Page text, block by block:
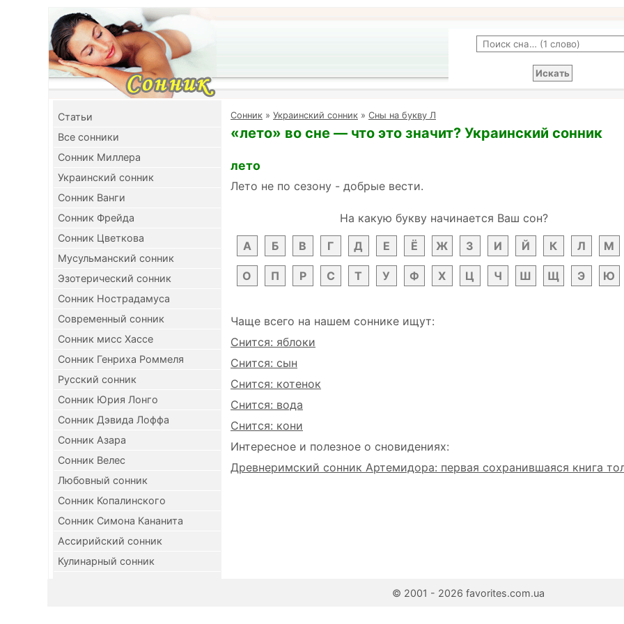
Cтатьи
Все сонники
Сонник Миллера
Украинский сонник
Сонник Ванги
Сонник Фрейда
Сонник Цветкова
Мусульманский сонник
Эзотерический сонник
Сонник Нострадамуса
Современный сонник
Сонник мисс Хассе
Сонник Генриха Роммеля
Русский сонник
Сонник Юрия Лонго
Сонник Дэвида Лоффа
Сонник Азара
Сонник Велес
Любовный сонник
Сонник Копалинского
Сонник Симона Кананита
Ассирийский сонник
Кулинарный сонник
Cонник » Украинский сонник » Сны на букву Л
«лето» во сне — что это значит? Украинский сонник
лето
Лето не по сезону - добрые вести.
На какую букву начинается Ваш сон?
А
Б В Г Д Е Ё Ж З И Й К Л М
О П Р С Т У Ф Х Ц Ч Ш Щ Э Ю
Чаще всего на нашем соннике ищут:
Снится: яблоки
Снится: сын
Снится: котенок
Снится: вода
Снится: кони
Интересное и полезное о сновидениях:
Древнеримский сонник Артемидора: первая сохранившаяся книга
© 2001 - 2026 favorites.com.ua